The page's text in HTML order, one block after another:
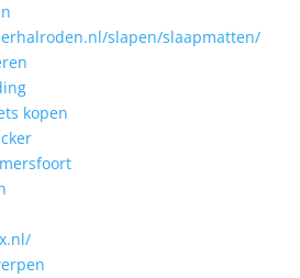
slapen/slaapmatten/
kopen